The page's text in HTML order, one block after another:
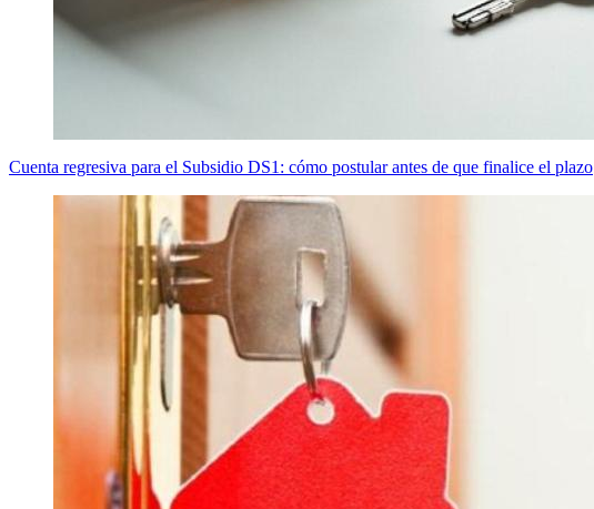
Cuenta regresiva para el Subsidio DS1: cómo postular antes de que finalice el plazo